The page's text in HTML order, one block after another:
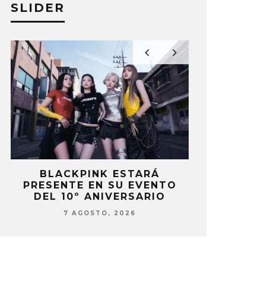
SLIDER
BLACKPINK ESTARÁ
PRESENTE EN SU EVENTO
DEL 10º ANIVERSARIO
7 AGOSTO, 2026